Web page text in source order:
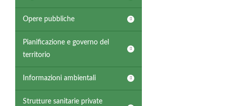
Opere pubbliche
Pianificazione e governo del
territorio
Informazioni ambientali
Strutture sanitarie private